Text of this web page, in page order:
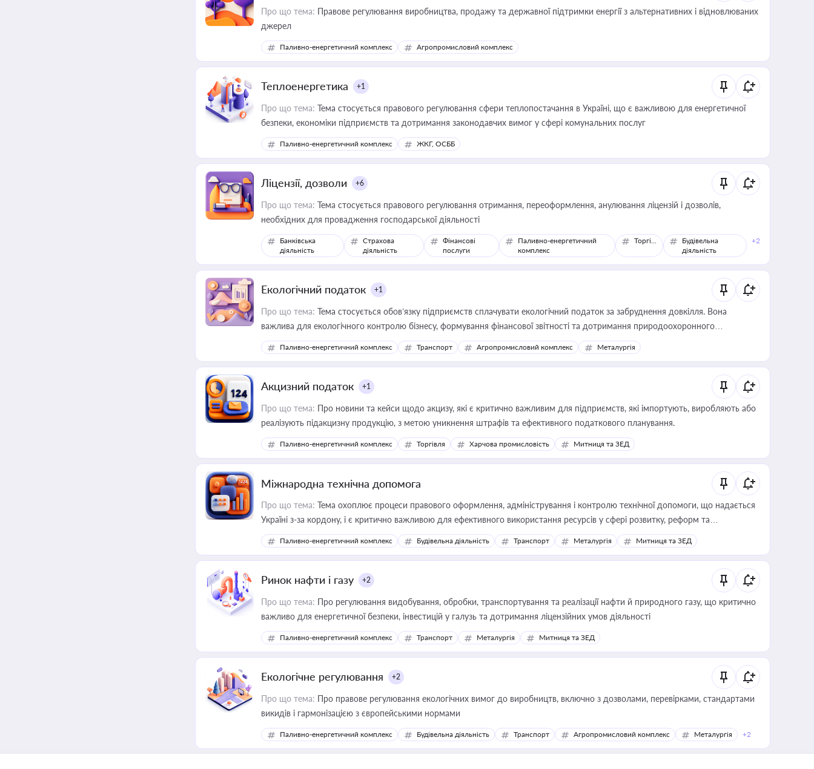
Про що тема: Правове регулювання виробництва, продажу та державної підтримки енергії з альтернативних і відновлюваних
джерел
Паливно-енергетичний комплекс Агропромисловий комплекс
Теплоенергетика +1
Про що тема: Тема стосується правового регулювання сфери теплопостачання в Україні, що є важливою для енергетичної
безпеки, економіки підприємств та дотримання законодавчих вимог у сфері комунальних послуг
Паливно-енергетичний комплекс ЖКГ, ОСББ
Ліцензії, дозволи +6
Про що тема: Тема стосується правового регулювання отримання, переоформлення, анулювання ліцензій і дозволів,
необхідних для провадження господарської діяльності
Банківська
діяльність
Страхова
діяльність
Фінансові
послуги
Паливно-енергетичний
комплекс
Торгівля
Будівельна
діяльність
+2
Екологічний податок +1
Про що тема: Тема стосується обов’язку підприємств сплачувати екологічний податок за забруднення довкілля. Вона
важлива для екологічного контролю бізнесу, формування фінансової звітності та дотримання природоохоронного
законодавства
Паливно-енергетичний комплекс Транспорт Агропромисловий комплекс Металургія
Акцизний податок +1
Про що тема: Про новини та кейси щодо акцизу, які є критично важливим для підприємств, які імпортують, виробляють або
реалізують підакцизну продукцію, з метою уникнення штрафів та ефективного податкового планування.
Паливно-енергетичний комплекс Торгівля Харчова промисловість Митниця та ЗЕД
Міжнародна технічна допомога
Про що тема: Тема охоплює процеси правового оформлення, адміністрування і контролю технічної допомоги, що надається
Україні з-за кордону, і є критично важливою для ефективного використання ресурсів у сфері розвитку, реформ та
інфраструктурних проєктів
Паливно-енергетичний комплекс Будівельна діяльність Транспорт Металургія Митниця та ЗЕД
Ринок нафти і газу +2
Про що тема: Про регулювання видобування, обробки, транспортування та реалізації нафти й природного газу, що критично
важливо для енергетичної безпеки, інвестицій у галузь та дотримання ліцензійних умов діяльності
Паливно-енергетичний комплекс Транспорт Металургія Митниця та ЗЕД
Екологічне регулювання +2
Про що тема: Про правове регулювання екологічних вимог до виробництв, включно з дозволами, перевірками, стандартами
викидів і гармонізацією з європейськими нормами
Паливно-енергетичний комплекс Будівельна діяльність Транспорт Агропромисловий комплекс Металургія +2